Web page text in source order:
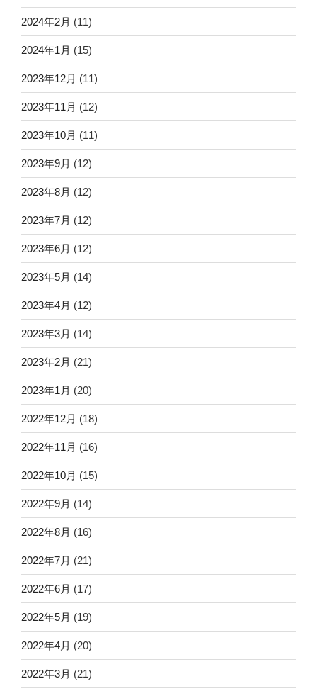
2024年2月 (11)
2024年1月 (15)
2023年12月 (11)
2023年11月 (12)
2023年10月 (11)
2023年9月 (12)
2023年8月 (12)
2023年7月 (12)
2023年6月 (12)
2023年5月 (14)
2023年4月 (12)
2023年3月 (14)
2023年2月 (21)
2023年1月 (20)
2022年12月 (18)
2022年11月 (16)
2022年10月 (15)
2022年9月 (14)
2022年8月 (16)
2022年7月 (21)
2022年6月 (17)
2022年5月 (19)
2022年4月 (20)
2022年3月 (21)